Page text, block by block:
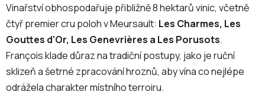
Vinařství obhospodařuje přibližně 8 hektarů vinic, včetně
čtyř premier cru poloh v Meursault: Les Charmes, Les
Gouttes d'Or, Les Genevrières a Les Porusots.
François klade důraz na tradiční postupy, jako je ruční
sklizeň a šetrné zpracování hroznů, aby vína co nejlépe
odrážela charakter místního terroiru.